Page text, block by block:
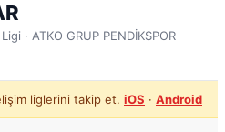
· ATKO GRUP PENDİKSPOR
liglerini takip et. iOS · Android